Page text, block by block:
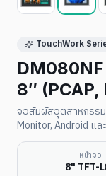
TouchWork
8″
จอสัมผัสอุตสาหกรรม
Monitor, Android แล
หน้าจอ
8" TFT-